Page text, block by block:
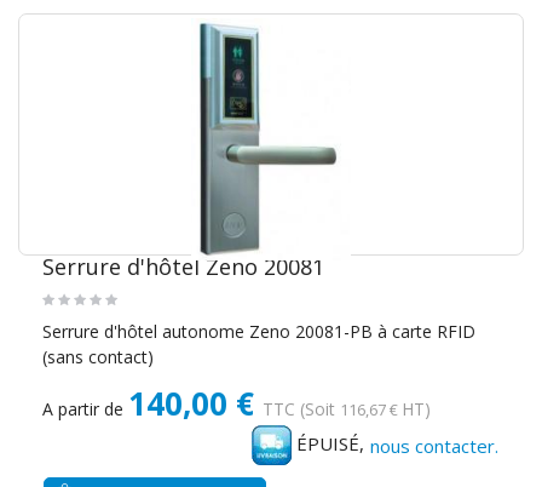
Serrure d'hôtel Zeno 20081
Serrure d'hôtel autonome Zeno 20081-PB à carte RFID
(sans contact)
A partir de 140,00 € TTC (Soit 116,67 € HT)
ÉPUISÉ, nous contacter.